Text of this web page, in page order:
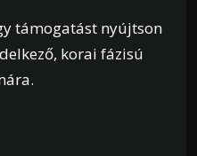
támogatást nyújtson
korai fázisú